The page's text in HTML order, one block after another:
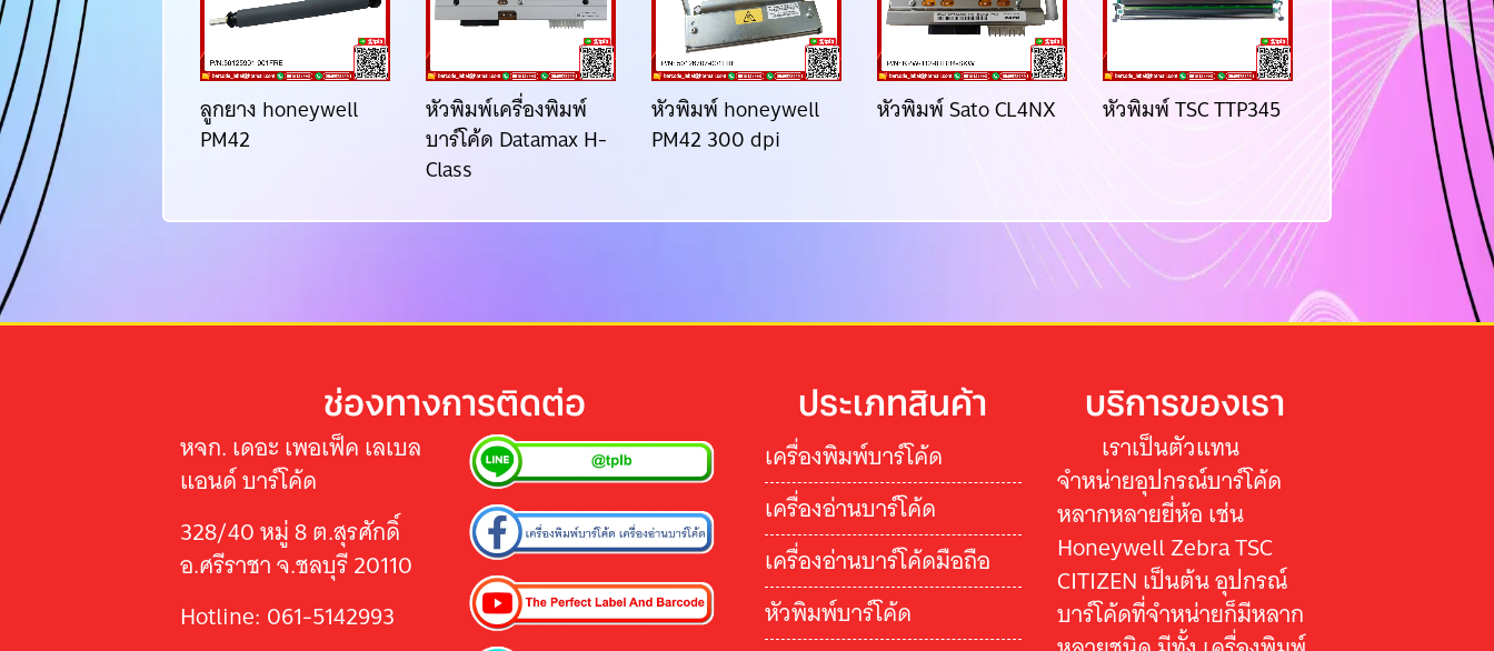
พ์ TSC TTP345
ลูกยาง honeywell
PM42
หัวพิมพ์เครื่องพิมพ์
บาร์โค้ด Datamax H-
Class
หัวพิมพ์ honeywell
PM42 300 dpi
หัวพิมพ์ Sato CL4NX หัวพิมพ์ TSC TTP345
ลูกยาง honeywell
PM42
ช่องทางการติดต่อ
หจก. เดอะ เพอเฟ็ค เลเบล
แอนด์ บาร์โค้ด
328/40 หมู่ 8 ต.สุรศักดิ์
อ.ศรีราชา จ.ชลบุรี 20110
Hotline: 061-5142993
ประเภทสินค้า
เครื่องพิมพ์บาร์โค้ด
เครื่องอ่านบาร์โค้ด
เครื่องอ่านบาร์โค้ดมือถือ
หัวพิมพ์บาร์โค้ด
บริการของเรา
เราเป็นตัวแทน
จำหน่ายอุปกรณ์บาร์โค้ด
หลากหลายยี่ห้อ เช่น
Honeywell Zebra TSC
CITIZEN เป็นต้น อุปกรณ์
บาร์โค้ดที่จำหน่ายก็มีหลาก